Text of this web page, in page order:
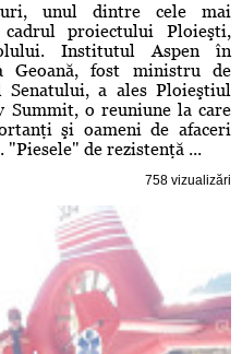
unul dintre cele mai
proiectului Ploieşti,
Institutul Aspen în
Geoană, fost ministru de
a ales Ploieştiul
Summit, o reuniune la care
şi oameni de afaceri
de rezistenţă ...
758 vizualizări